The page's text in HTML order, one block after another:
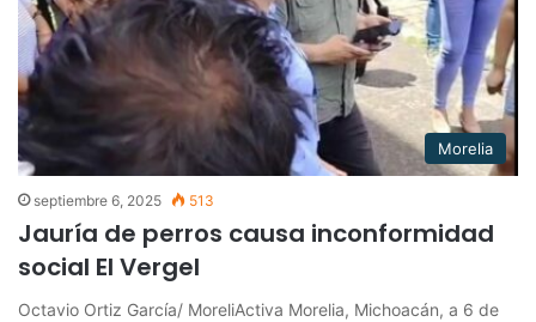
Morelia
septiembre 6, 2025 513
Jauría de perros causa inconformidad
social El Vergel
Octavio Ortiz García/ MoreliActiva Morelia, Michoacán, a 6 de